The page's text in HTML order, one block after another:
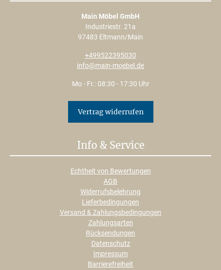
Main Möbel GmbH
Industriestr. 21a
97483 Eltmann/Main
+499522395030
info@main-moebel.de
Mo - Fr.: 08:30 - 17:30 Uhr
Vertrag widerrufen
Info & Service
Echtheit von Bewertungen
AGB
Widerrufsbelehrung
Lieferbedingungen
Versand & Zahlungsbedingungen
Zahlungsarten
Rücksendungen
Datenschutz
Impressum
Barrierefreiheit